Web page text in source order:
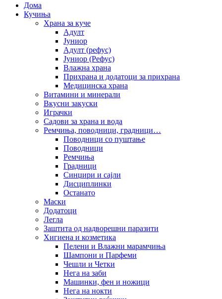
Дома
Кучиња
Храна за куче
Адулт
Јуниор
Адулт (рефус)
Јуниор (Рефус)
Влажна храна
Прихрана и додатоци за прихрана
Медицинска храна
Витамини и минерали
Вкусни закуски
Играчки
Садови за храна и вода
Ремчиња, поводници, градници…
Поводници со пуштање
Поводници
Ремчиња
Градници
Синџири и сајли
Дисциплинки
Останато
Маски
Додатоци
Легла
Заштита од надворешни паразити
Хигиена и козметика
Пелени и Влажни марамчиња
Шампони и Парфеми
Чешли и Четки
Нега на заби
Машинки, фен и ножици
Нега на нокти